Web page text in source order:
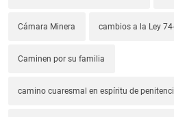
Cámara Minera cambios a la Ley
Caminen por su familia
camino cuaresmal en espíritu de